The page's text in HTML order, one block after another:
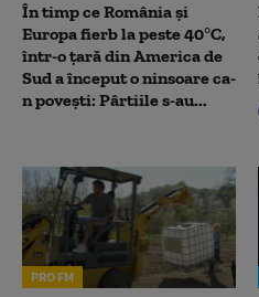
În timp ce România și
Europa fierb la peste 40°C,
într-o țară din America de
Sud a început o ninsoare ca-
n povești: Pârtiile s-au...
PRO FM